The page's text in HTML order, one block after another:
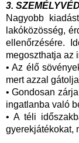
3.
Nagyobb
lakóközösség,
ellenőrzésére.
megoszthatja az
• Az élő
mert azzal
• Gondosan
ingatlanba való
• A téli
gyerekjátékokat,